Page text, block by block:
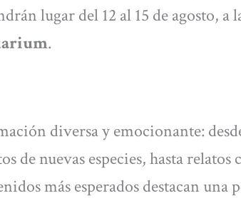
lugar del 12 al 15 de agosto, a
.
diversa y emocionante:
nuevas especies, hasta relatos
más esperados destacan una